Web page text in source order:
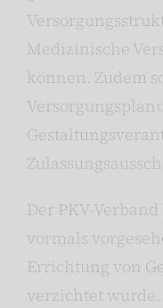
Medizinische
können. Zudem
Der PKV-
vormals
Errichtung von
verzichtet